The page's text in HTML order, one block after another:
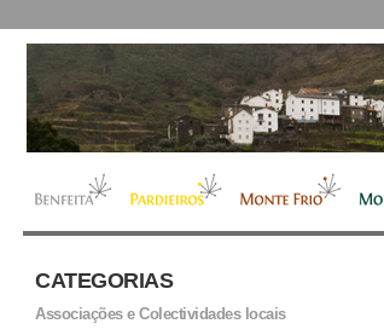
CATEGORIAS
Associações e Colectividades locais